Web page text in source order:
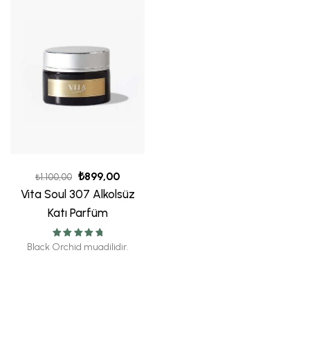
₺1.100,00 ₺899,00
Vita Soul 307 Alkolsüz
Katı Parfüm
5 üzerinden
Black Orchid muadilidir.